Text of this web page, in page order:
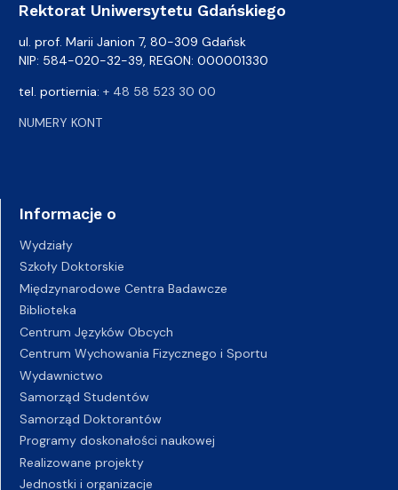
Rektorat Uniwersytetu Gdańskiego
ul. prof. Marii Janion 7, 80-309 Gdańsk
NIP: 584-020-32-39, REGON: 000001330
tel. portiernia: + 48 58 523 30 00
NUMERY KONT
Informacje o
Wydziały
Szkoły Doktorskie
Międzynarodowe Centra Badawcze
Biblioteka
Centrum Języków Obcych
Centrum Wychowania Fizycznego i Sportu
Wydawnictwo
Samorząd Studentów
Samorząd Doktorantów
Programy doskonałości naukowej
Realizowane projekty
Jednostki i organizacje